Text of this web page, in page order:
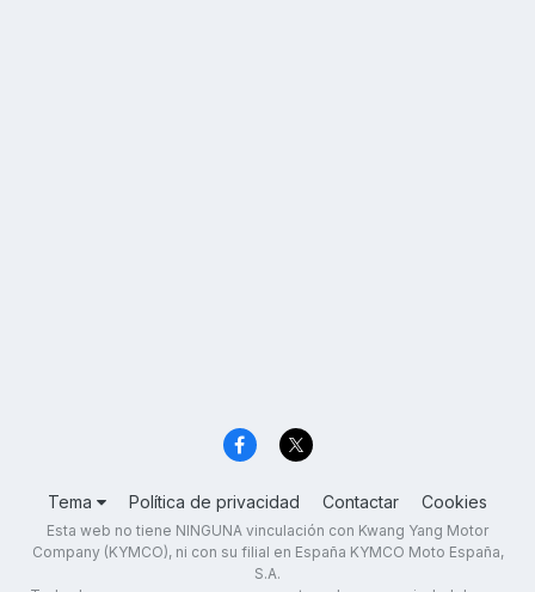
Tema Política de privacidad Contactar Cookies
Esta web no tiene NINGUNA vinculación con Kwang Yang Motor
Company (KYMCO), ni con su filial en España KYMCO Moto España,
S.A.